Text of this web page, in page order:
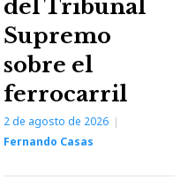
del Tribunal
Supremo
sobre el
ferrocarril
2 de agosto de 2026
Fernando Casas